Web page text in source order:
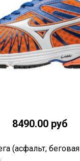
8490.00 руб
(асфальт, беговая